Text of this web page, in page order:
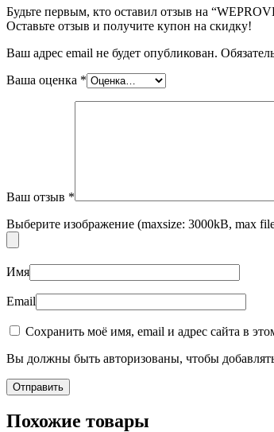
Пищевые добавки
Будьте первым, кто оставил отзыв на
Оставьте отзыв и получите купон на скидку!
Ваш адрес email не будет опубликован.
Ваша оценка *
Ваш отзыв *
Выберите изображение (maxsize: 3000kB, max
Имя
Email
Сохранить моё имя, email и адрес сайта в
Вы должны быть авторизованы, чтобы
Похожие товары